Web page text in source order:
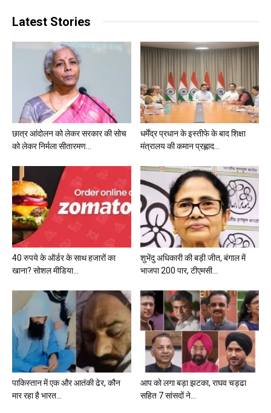
Latest Stories
छात्र आंदोलन को लेकर सरकार की सोच
को लेकर निर्मला सीतारमण...
धर्मेंद्र प्रधान के इस्तीफे के बाद शिक्षा
मंत्रालय की कमान प्रह्लाद...
40 रुपये के ऑर्डर के साथ हजारों का
खाना? सोशल मीडिया...
शुभेंदु अधिकारी की बड़ी जीत, बंगाल में
भाजपा 200 पार, टीएमसी...
पाकिस्तान में एक और आतंकी ढेर, कौन
मार रहा है भारत...
आप को लगा बड़ा झटका, राघव चड्ढा
सहित 7 सांसदों ने...